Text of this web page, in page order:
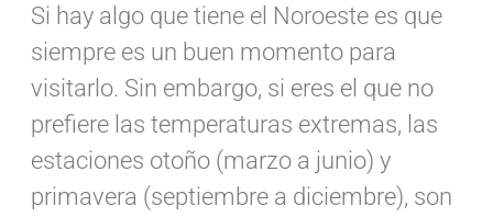
Si hay algo que tiene el Noroeste es que
siempre es un buen momento para
visitarlo. Sin embargo, si eres el que no
prefiere las temperaturas extremas, las
estaciones otoño (marzo a junio) y
primavera (septiembre a diciembre), son